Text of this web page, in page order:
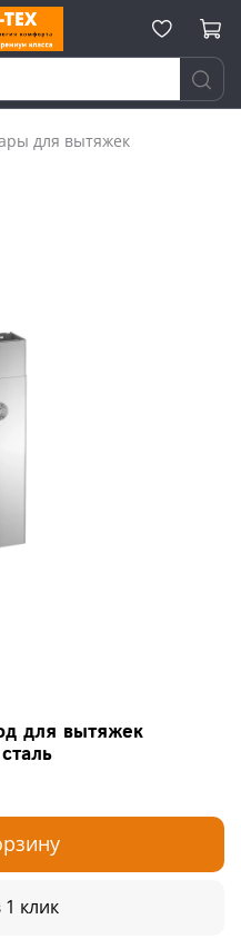
для вытяжек
для вытяжек
клик